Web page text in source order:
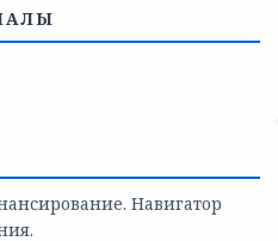
Навигатор